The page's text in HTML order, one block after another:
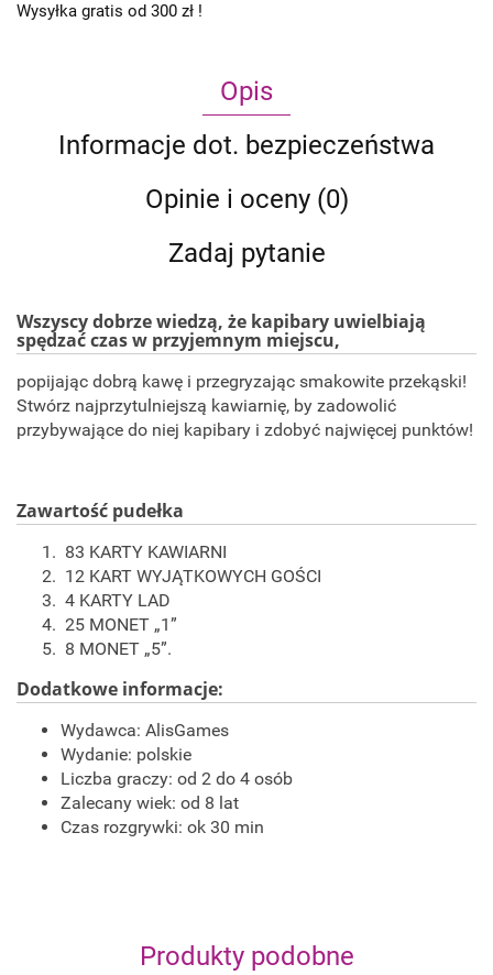
Wysyłka gratis od 300 zł !
Opis
Informacje dot. bezpieczeństwa
Opinie i oceny (0)
Zadaj pytanie
Wszyscy dobrze wiedzą, że kapibary uwielbiają
spędzać czas w przyjemnym miejscu,
popijając dobrą kawę i przegryzając smakowite przekąski!
Stwórz najprzytulniejszą kawiarnię, by zadowolić
przybywające do niej kapibary i zdobyć najwięcej punktów!
Zawartość pudełka
83 KARTY KAWIARNI
12 KART WYJĄTKOWYCH GOŚCI
4 KARTY LAD
25 MONET „1”
8 MONET „5”.
Dodatkowe informacje:
Wydawca: AlisGames
Wydanie: polskie
Liczba graczy: od 2 do 4 osób
Zalecany wiek: od 8 lat
Czas rozgrywki: ok 30 min
Produkty podobne